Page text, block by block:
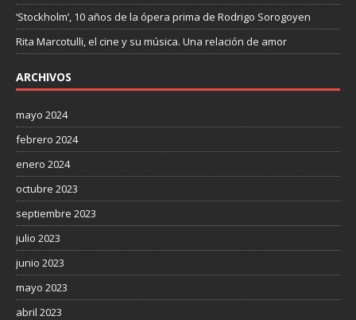
‘Stockholm’, 10 años de la ópera prima de Rodrigo Sorogoyen
Rita Marcotulli, el cine y su música. Una relación de amor
ARCHIVOS
mayo 2024
febrero 2024
enero 2024
octubre 2023
septiembre 2023
julio 2023
junio 2023
mayo 2023
abril 2023